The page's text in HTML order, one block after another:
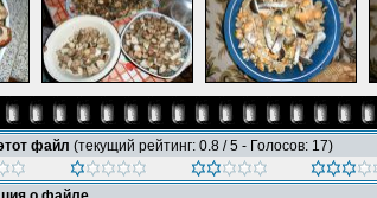
файл (текущий рейтинг: 0.8 / 5 - Голосов: 17)